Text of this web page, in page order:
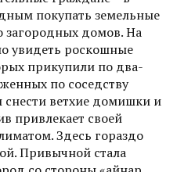
покупать земельные
загородных домов. На
увидеть рос­кошные
прикупили по два-
по соседству
снести ветхие домишки и
привлекает своей
Здесь гораздо
Привычной стала